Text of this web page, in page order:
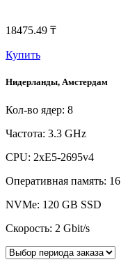
18475.49 ₸
Купить
Нидерланды, Амстердам
Кол-во ядер: 8
Частота: 3.3 GHz
CPU: 2xE5-2695v4
Оперативная память:
NVMe: 120 GB SSD
Скорость: 2 Gbit/s